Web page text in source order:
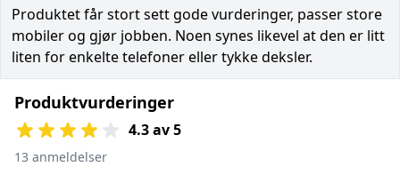
Produktet får stort sett gode vurderinger, passer store
mobiler og gjør jobben. Noen synes likevel at den er litt
liten for enkelte telefoner eller tykke deksler.
Produktvurderinger
4.3 av 5
13 anmeldelser